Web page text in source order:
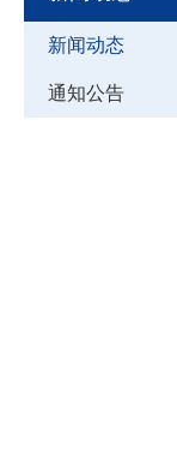
新闻动态
通知公告